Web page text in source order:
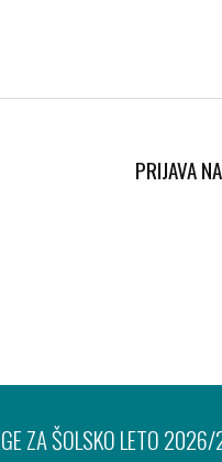
PRIJAVA
ZA ŠOLSKO LETO